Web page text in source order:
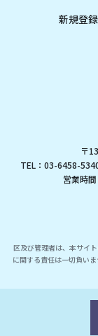
新規登
〒
TEL：03-6458-
営業時
区及び管理者は、本サイ
に関する責任は一切負い